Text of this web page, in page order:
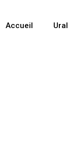
Accueil Ural